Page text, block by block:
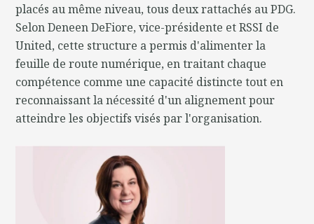
placés au même niveau, tous deux rattachés au PDG.
Selon Deneen DeFiore, vice-présidente et RSSI de
United, cette structure a permis d'alimenter la
feuille de route numérique, en traitant chaque
compétence comme une capacité distincte tout en
reconnaissant la nécessité d'un alignement pour
atteindre les objectifs visés par l'organisation.